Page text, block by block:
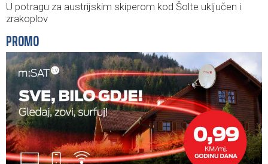
U potragu za austrijskim skiperom kod Šolte uključen i
zrakoplov
PROMO